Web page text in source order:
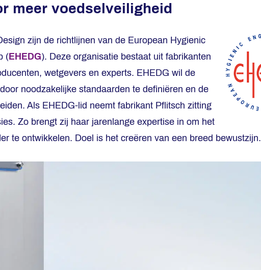
meer voedselveiligheid
zijn de richtlijnen van de European Hygienic
(EHEDG). Deze organisatie bestaat uit fabrikanten
wetgevers en experts. EHEDG wil de
noodzakelijke standaarden te definiëren en de
Als EHEDG-lid neemt fabrikant Pflitsch zitting
Zo brengt zij haar jarenlange expertise in om het
te ontwikkelen. Doel is het creëren van een breed bewustzijn.